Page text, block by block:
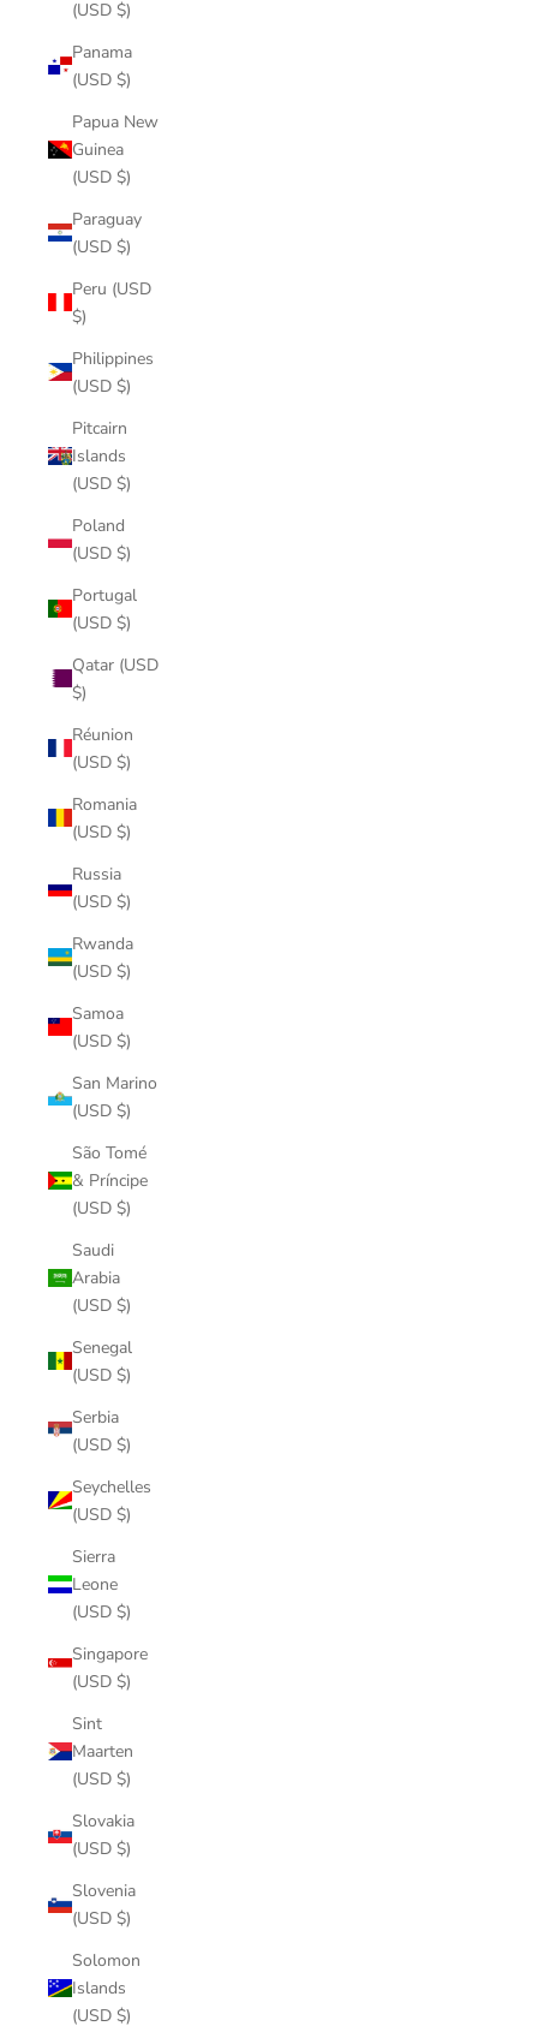
(USD $)
Panama
(USD $)
Papua New
Guinea
(USD $)
Paraguay
(USD $)
Peru (USD
$)
Philippines
(USD $)
Pitcairn
Islands
(USD $)
Poland
(USD $)
Portugal
(USD $)
Qatar (USD
$)
Réunion
(USD $)
Romania
(USD $)
Russia
(USD $)
Rwanda
(USD $)
Samoa
(USD $)
San Marino
(USD $)
São Tomé
& Príncipe
(USD $)
Saudi
Arabia
(USD $)
Senegal
(USD $)
Serbia
(USD $)
Seychelles
(USD $)
Sierra
Leone
(USD $)
Singapore
(USD $)
Sint
Maarten
(USD $)
Slovakia
(USD $)
Slovenia
(USD $)
Solomon
Islands
(USD $)